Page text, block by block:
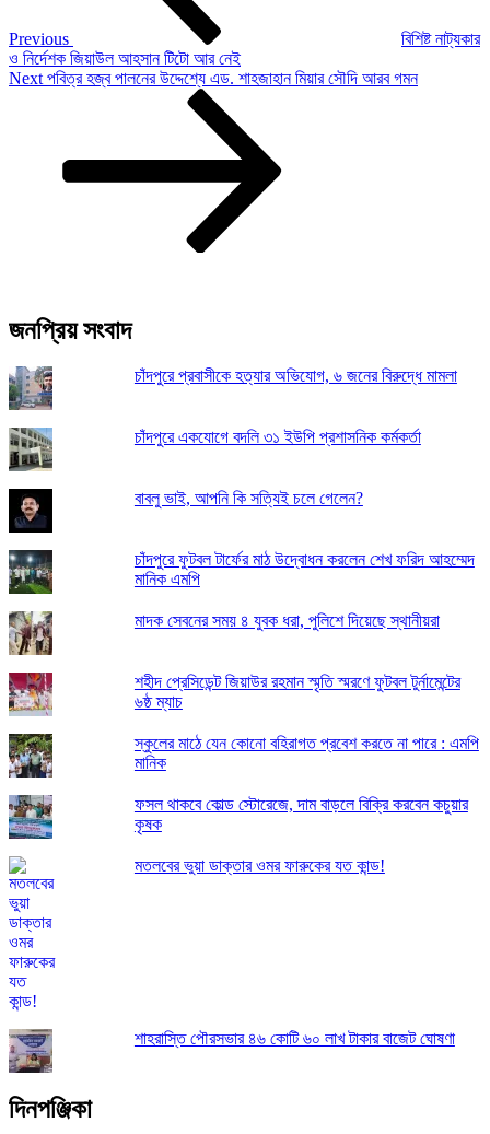
Previous
বিশিষ্ট নাট্যকার
ও নির্দেশক জিয়াউল আহসান টিটো আর নেই
Next
Next পবিত্র হজ্ব পালনের উদ্দেশ্যে এড. শাহজাহান মিয়ার সৌদি আরব গমন
জনপ্রিয় সংবাদ
চাঁদপুরে প্রবাসীকে হত্যার অভিযোগ, ৬ জনের বিরুদ্ধে মামলা
চাঁদপুরে একযোগে বদলি ৩১ ইউপি প্রশাসনিক কর্মকর্তা
বাবলু ভাই, আপনি কি সত্যিই চলে গেলেন?
চাঁদপুরে ফুটবল টার্ফের মাঠ উদ্বোধন করলেন শেখ ফরিদ আহম্মেদ
মানিক এমপি
মাদক সেবনের সময় ৪ যুবক ধরা, পুলিশে দিয়েছে স্থানীয়রা
শহীদ প্রেসিডেন্ট জিয়াউর রহমান স্মৃতি স্মরণে ফুটবল টুর্নামেন্টের
৬ষ্ঠ ম্যাচ
স্কুলের মাঠে যেন কোনো বহিরাগত প্রবেশ করতে না পারে : এমপি
মানিক
ফসল থাকবে কোল্ড স্টোরেজে, দাম বাড়লে বিক্রি করবেন কচুয়ার
কৃষক
মতলবের ভুয়া ডাক্তার ওমর ফারুকের যত কান্ড!
শাহরাস্তি পৌরসভার ৪৬ কোটি ৬০ লাখ টাকার বাজেট ঘোষণা
দিনপঞ্জিকা